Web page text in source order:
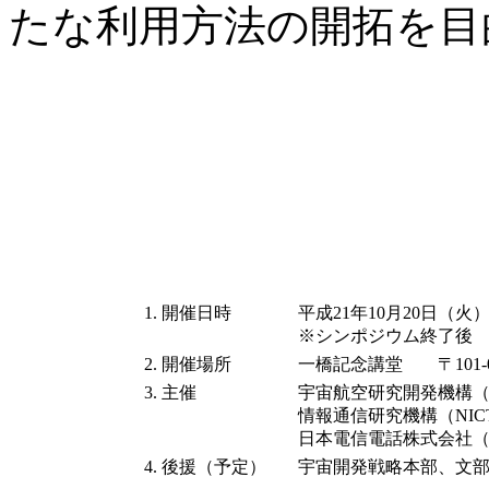
たな利用方法の開拓を
1. 開催日時
平成21年10月20日（火
※シンポジウム終了後
2. 開催場所
一橋記念講堂 〒101-
3. 主催
宇宙航空研究開発機構
情報通信研究機構（
日本電信電話株式会社
4. 後援（予定）
宇宙開発戦略本部、文